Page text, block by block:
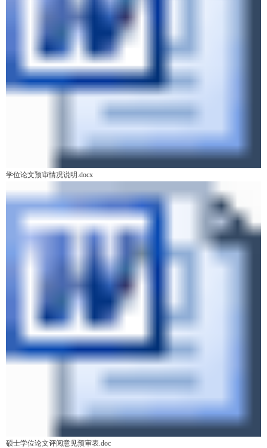
学位论文预审情况说明.docx
硕士学位论文评阅意见预审表.doc